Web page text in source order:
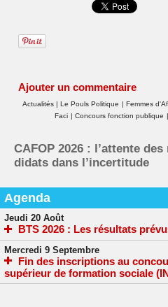
Ajouter un commentaire
Actualités | Le Pouls Politique | Femmes
Faci | Concours fonction publique |
CAFOP 2026 : l’attente
didats dans l’incertitude
Agenda
Jeudi 20 Août
BTS 2026 : Les résultats
Mercredi 9 Septembre
Fin des inscriptions au
supérieur de formation sociale